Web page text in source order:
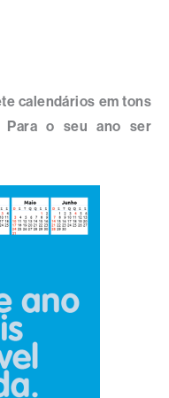
calendários em tons
Para o seu ano ser